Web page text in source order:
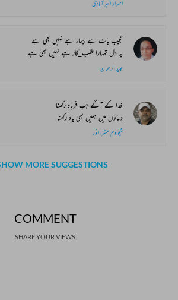
اسرار اکبر آبادی
عجیب بات ہے بیمار ہے نہیں بھی ہے
یہ دل تمہارا طلب_گار ہے نہیں بھی ہے
عبید الرحمان
خدا کے آگے جب فریاد رکھنا
دعاؤں میں ہمیں بھی یاد رکھنا
شیواوم مشرا انور
MORE SUGGESTIONS
COMMENT
SHARE YOUR VIEWS